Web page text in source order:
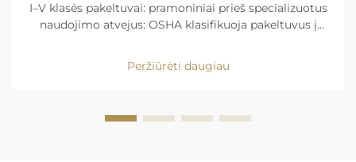
I–V klasės pakeltuvai: pramoniniai prieš specializuotus
naudojimo atvejus: OSHA klasifikuoja pakeltuvus į
konstrukciją. Nulinės emisijos privalumai ir tikslus
judėjimas išlaiko I klasės (elektriniai važiuojantys
Peržiūrėti daugiau